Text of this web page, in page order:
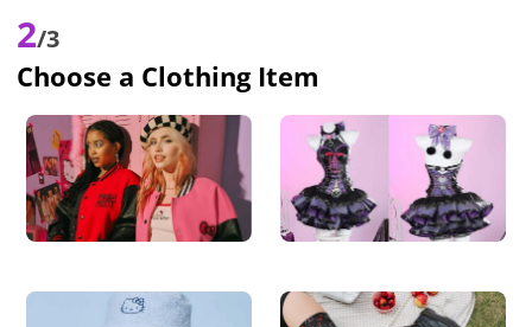
2/3
Choose a Clothing Item